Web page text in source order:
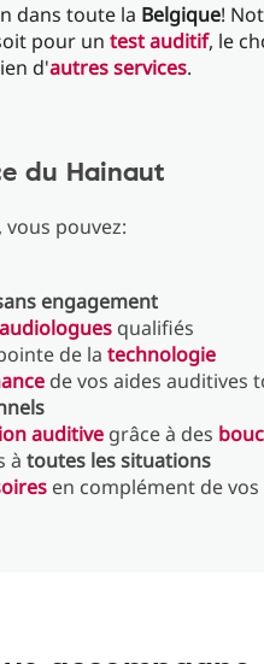
dans toute la Belgique!
pour un test auditif, le
d'autres services.
du Hainaut
, vous pouvez:
engagement
audiologues qualifiés
de la technologie
de vos aides auditives
auditive grâce à des
à toutes les situations
en complément de